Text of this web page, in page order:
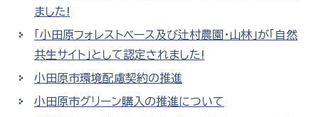
ました!
「小田原フォレストベース及び辻村農園・山林」が「自然
共生サイト」として認定されました!
小田原市環境配慮契約の推進
小田原市グリーン購入の推進について